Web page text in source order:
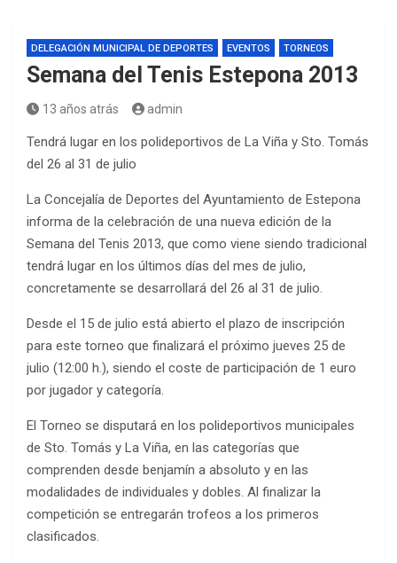
DELEGACIÓN MUNICIPAL DE DEPORTES EVENTOS TORNEOS
Semana del Tenis Estepona 2013
13 años atrás admin
Tendrá lugar en los polideportivos de La Viña y Sto. Tomás
del 26 al 31 de julio
La Concejalía de Deportes del Ayuntamiento de Estepona
informa de la celebración de una nueva edición de la
Semana del Tenis 2013, que como viene siendo tradicional
tendrá lugar en los últimos días del mes de julio,
concretamente se desarrollará del 26 al 31 de julio.
Desde el 15 de julio está abierto el plazo de inscripción
para este torneo que finalizará el próximo jueves 25 de
julio (12:00 h.), siendo el coste de participación de 1 euro
por jugador y categoría.
El Torneo se disputará en los polideportivos municipales
de Sto. Tomás y La Viña, en las categorías que
comprenden desde benjamín a absoluto y en las
modalidades de individuales y dobles. Al finalizar la
competición se entregarán trofeos a los primeros
clasificados.